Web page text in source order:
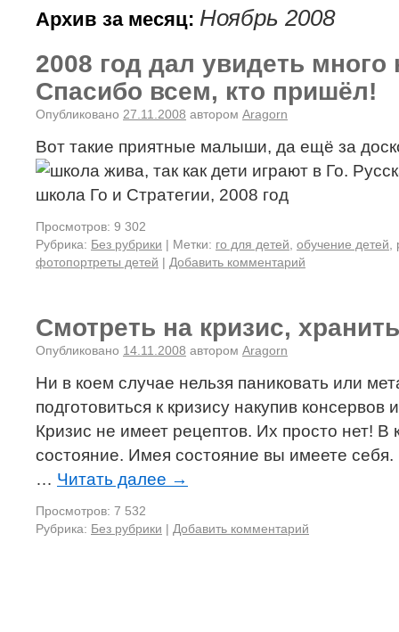
Архив за месяц: Ноябрь 2008
2008 год дал увидеть
Спасибо всем, кто пришёл!
Опубликовано 27.11.2008 автором Aragorn
Вот такие приятные малыши, да ещё за
Просмотров: 9 302
Рубрика: Без рубрики | Метки: го для детей обучение детей
фотопортреты детей | Добавить комментарий
Смотреть на кризис,
Опубликовано 14.11.2008 автором Aragorn
Ни в коем случае нельзя паниковать или
подготовиться к кризису накупив
Кризис не имеет рецептов. Их просто нет! В
состояние. Имея состояние вы имеете
… Читать далее →
Просмотров: 7 532
Рубрика: Без рубрики | Добавить комментарий